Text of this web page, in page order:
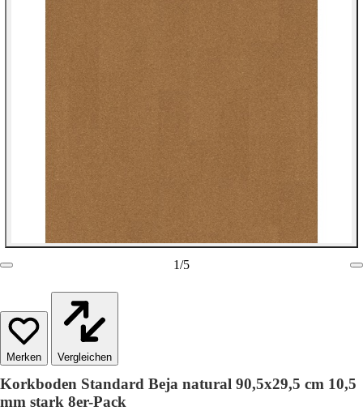
1/5
Vergleichen
Korkboden Standard Beja natural 90,5x29,5 cm 10,5
mm stark 8er-Pack